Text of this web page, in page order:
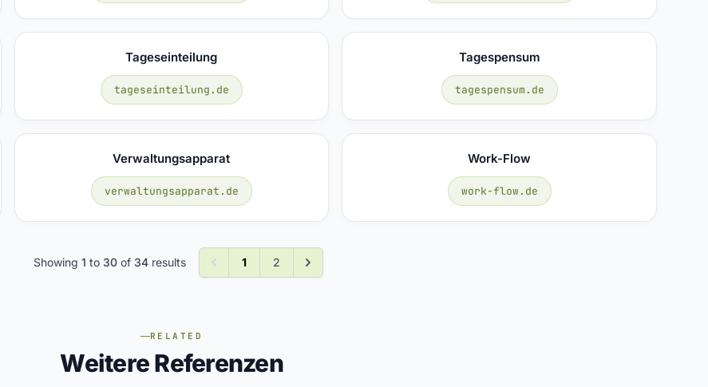
Tageseinteilung
tageseinteilung.de
Tagespensum
tagespensum.de
Verwaltungsapparat
verwaltungsapparat.de
Work-Flow
work-flow.de
Showing 1 to 30of 34results 1 2
RELATED
Weitere Referenzen